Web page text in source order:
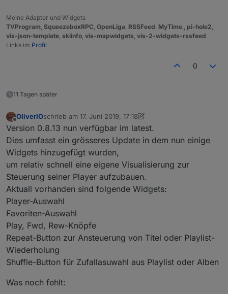
Meine Adapter und Widgets
TVProgram, SqueezeboxRPC, OpenLiga, RSSFeed, MyTime,, pi-hole2,
vis-json-template, skiinfo, vis-mapwidgets, vis-2-widgets-rssfeed
Links im Profil
0
11 Tagen später
Offline
OliverIOschrieb am 17. Juni 2019, 17:18
zuletzt editiert von OliverIO
Version 0.8.13 nun verfügbar im latest.
Dies umfasst ein grösseres Update in dem nun einige
Widgets hinzugefügt wurden,
um relativ schnell eine eigene Visualisierung zur
Steuerung seiner Player aufzubauen.
Aktuall vorhanden sind folgende Widgets:
Player-Auswahl
Favoriten-Auswahl
Play, Fwd, Rew-Knöpfe
Repeat-Button zur Ansteuerung von Titel oder Playlist-
Wiederholung
Shuffle-Button für Zufallasuwahl aus Playlist oder Alben
Was noch fehlt: